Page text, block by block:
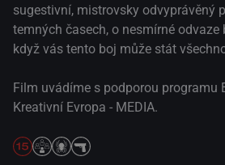
sugestivní, mistrovsky odvyprávěný
temných časech, o nesmírné odvaze
když vás tento boj může stát
Film uvádíme s podporou programu
Kreativní Evropa - MEDIA.